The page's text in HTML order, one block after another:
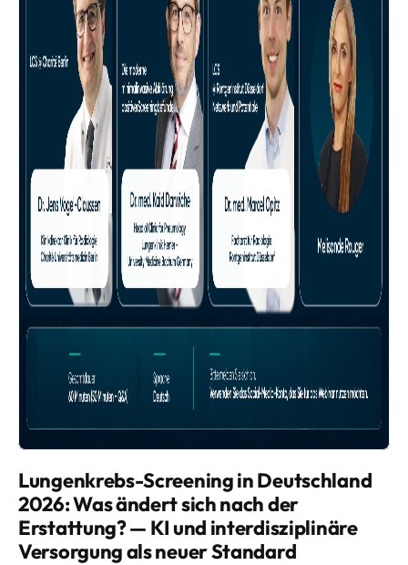
Lungenkrebs-Screening in Deutschland
2026: Was ändert sich nach der
Erstattung? — KI und interdisziplinäre
Versorgung als neuer Standard